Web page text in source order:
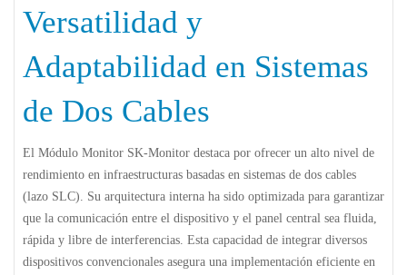
Versatilidad y
Adaptabilidad en Sistemas
de Dos Cables
El Módulo Monitor SK-Monitor destaca por ofrecer un alto nivel de
rendimiento en infraestructuras basadas en sistemas de dos cables
(lazo SLC). Su arquitectura interna ha sido optimizada para garantizar
que la comunicación entre el dispositivo y el panel central sea fluida,
rápida y libre de interferencias. Esta capacidad de integrar diversos
dispositivos convencionales asegura una implementación eficiente en